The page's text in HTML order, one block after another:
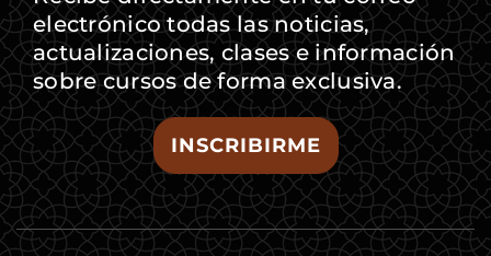
electrónico todas las noticias,
actualizaciones, clases e información
sobre cursos de forma exclusiva.
INSCRIBIRME